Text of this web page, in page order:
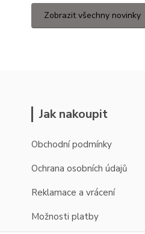
Zobrazit všechny novinky
Jak nakoupit
Obchodní podmínky
Ochrana osobních údajů
Reklamace a vrácení
Možnosti platby